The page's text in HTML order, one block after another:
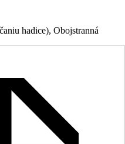
hadice), Obojstranná